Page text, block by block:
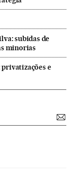
subidas de
minorias
e